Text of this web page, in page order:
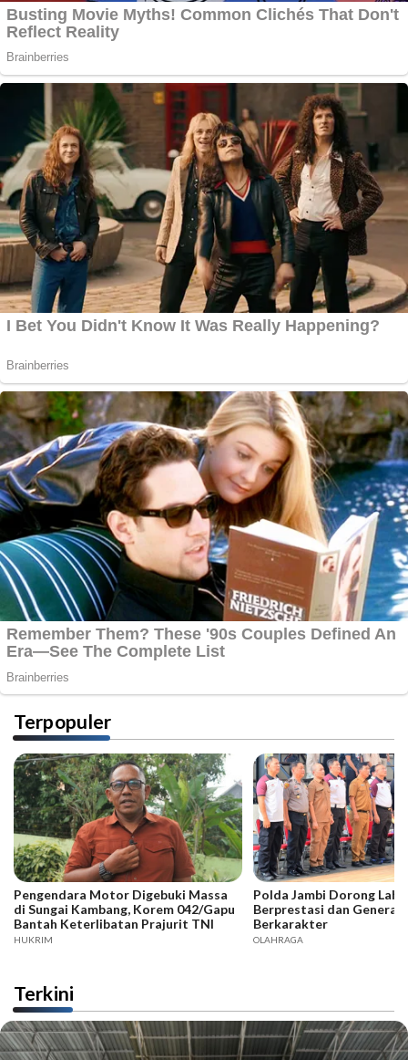
Terpopuler
Pengendara Motor Digebuki Massa
di Sungai Kambang, Korem 042/Gapu
Bantah Keterlibatan Prajurit TNI
HUKRIM
Polda Jambi Dorong
Berprestasi dan
Berkarakter
OLAHRAGA
Terkini